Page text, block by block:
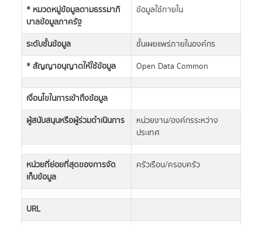
* หมวดหมู่ข้อมูลตามธรรมาภิ
บาลข้อมูลภาครัฐ
ข้อมูลใช้ภายใน
ระดับชั้นข้อมูล
ชั้นเผยแพร่ภายในองค์กร
* สัญญาอนุญาตให้ใช้ข้อมูล
Open Data Common
เงื่อนไขในการเข้าถึงข้อมูล
ผู้สนับสนุนหรือผู้ร่วมดำเนินการ
หน่วยงาน/องค์กรระหว่าง
ประเทศ
หน่วยที่ย่อยที่สุดของการจัด
เก็บข้อมูล
ครัวเรือน/ครอบครัว
URL